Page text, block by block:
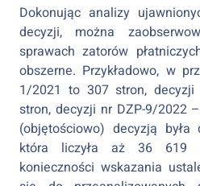
Dokonując analizy
decyzji, można
sprawach zatorów
obszerne. Przykładowo, w
1/2021 to 307 stron,
stron, decyzji nr DZP-9/2022
(objętościowo) decyzją
która liczyła aż 36 619
konieczności wskazania